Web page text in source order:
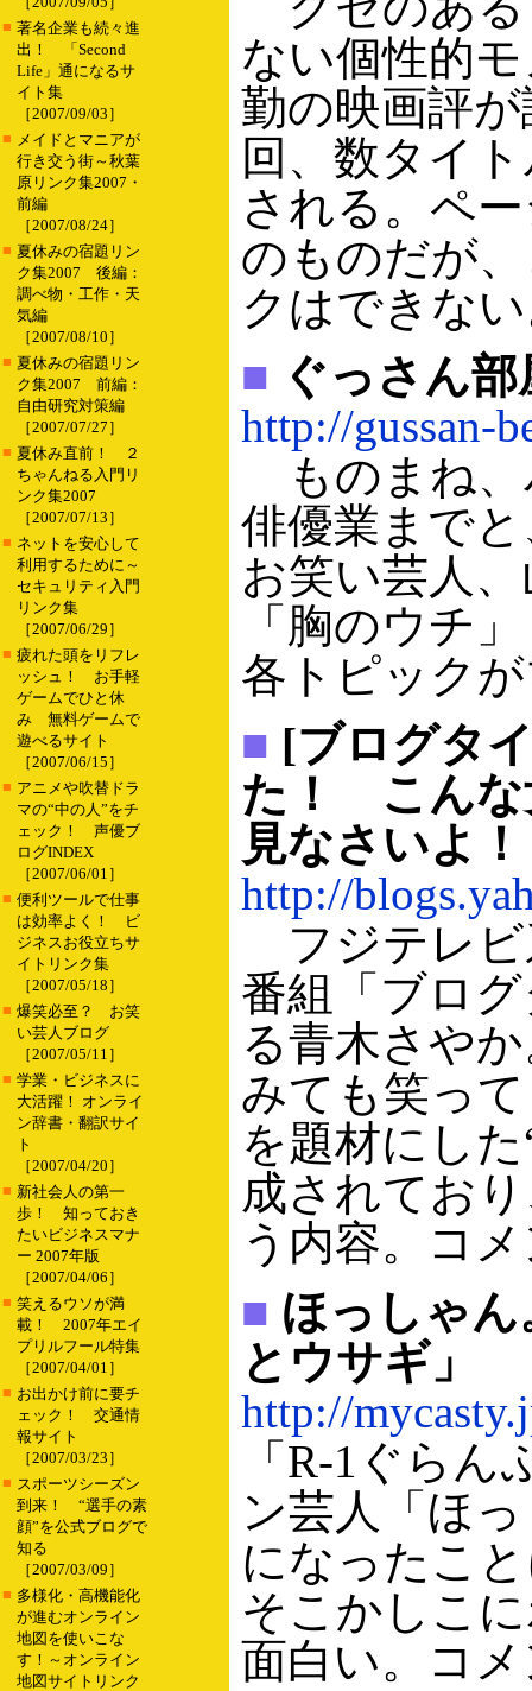
■ 著名企業も続々進
出！ 「Second
Life」通になるサ
イト集
［2007/09/03］
■ メイドとマニアが
行き交う街～秋葉
原リンク集2007・
前編
［2007/08/24］
■ 夏休みの宿題リン
ク集2007 後編：
調べ物・工作・天
気編
［2007/08/10］
■ 夏休みの宿題リン
ク集2007 前編：
自由研究対策編
［2007/07/27］
■ 夏休み直前！ ２
ちゃんねる入門リ
ンク集2007
［2007/07/13］
■ ネットを安心して
利用するために～
セキュリティ入門
リンク集
［2007/06/29］
■ 疲れた頭をリフレ
ッシュ！ お手軽
ゲームでひと休
み 無料ゲームで
遊べるサイト
［2007/06/15］
■ アニメや吹替ドラ
マの“中の人”をチ
ェック！ 声優ブ
ログINDEX
［2007/06/01］
■ 便利ツールで仕事
は効率よく！ ビ
ジネスお役立ちサ
イトリンク集
［2007/05/18］
■ 爆笑必至？ お笑
い芸人ブログ
［2007/05/11］
■ 学業・ビジネスに
大活躍！ オンライ
ン辞書・翻訳サイ
ト
［2007/04/20］
■ 新社会人の第一
歩！ 知っておき
たいビジネスマナ
ー 2007年版
［2007/04/06］
■ 笑えるウソが満
載！ 2007年エイ
プリルフール特集
［2007/04/01］
■ お出かけ前に要チ
ェック！ 交通情
報サイト
［2007/03/23］
■ スポーツシーズン
到来！ “選手の素
顔”を公式ブログで
知る
［2007/03/09］
■ 多様化・高機能化
が進むオンライン
地図を使いこな
す！～オンライン
地図サイトリンク
ない個性的
勤の映画評
回、数タイ
される。ペ
のものだが
クはできな
■ ぐっさん部
http://gussan-
ものまね、
俳優業まで
お笑い芸人
「胸のウチ
各トピック
■ [ブログタ
た！ こんな
見なさいよ！
http://
フジテレビ
番組「ブロ
る青木さや
みても笑っ
を題材にし
成されてお
う内容。コ
■ ほっしゃ
とウサギ」
http://
「R-1ぐら
ン芸人「ほ
になったこ
そこかしこ
面白い。コ